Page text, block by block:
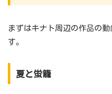
まずはキナト周辺の作品の
す。
夏と蛍籠